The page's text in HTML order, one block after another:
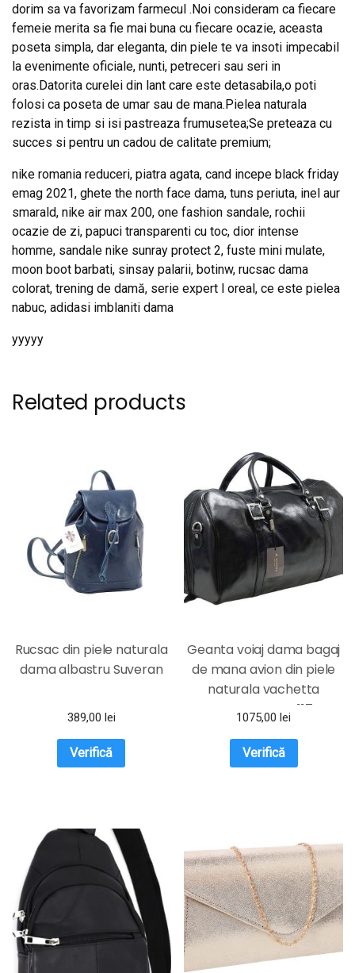
dorim sa va favorizam farmecul .Noi consideram ca fiecare
femeie merita sa fie mai buna cu fiecare ocazie, aceasta
poseta simpla, dar eleganta, din piele te va insoti impecabil
la evenimente oficiale, nunti, petreceri sau seri in
oras.Datorita curelei din lant care este detasabila,o poti
folosi ca poseta de umar sau de mana.Pielea naturala
rezista in timp si isi pastreaza frumusetea;Se preteaza cu
succes si pentru un cadou de calitate premium;
nike romania reduceri, piatra agata, cand incepe black friday
emag 2021, ghete the north face dama, tuns periuta, inel aur
smarald, nike air max 200, one fashion sandale, rochii
ocazie de zi, papuci transparenti cu toc, dior intense
homme, sandale nike sunray protect 2, fuste mini mulate,
moon boot barbati, sinsay palarii, botinw, rucsac dama
colorat, trening de damă, serie expert l oreal, ce este pielea
nabuc, adidasi imblaniti dama
yyyyy
Related products
Rucsac din piele naturala
dama albastru Suveran
389,00 lei
Verifică
Geanta voiaj dama bagaj
de mana avion din piele
naturala vachetta
neagra FGVD117
1075,00lei
Verifică